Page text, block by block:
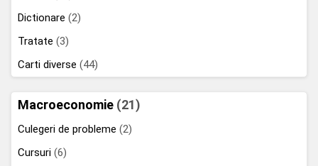
Dictionare (2)
Tratate (3)
Carti diverse (44)
Macroeconomie (21)
Culegeri de probleme (2)
Cursuri (6)